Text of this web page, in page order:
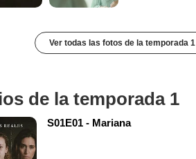
Ver todas las fotos de la temporada 1
de la temporada 1
S01E01 - Mariana